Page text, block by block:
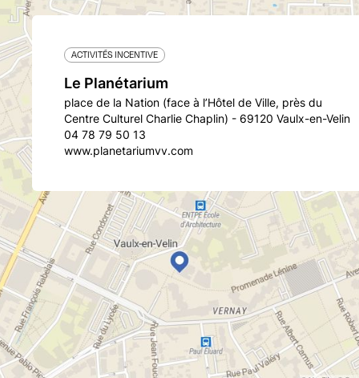
ACTIVITÉS INCENTIVE
Le Planétarium
place de la Nation (face à l’Hôtel de Ville, près du
Centre Culturel Charlie Chaplin) - 69120 Vaulx-en-Velin
04 78 79 50 13
www.planetariumvv.com